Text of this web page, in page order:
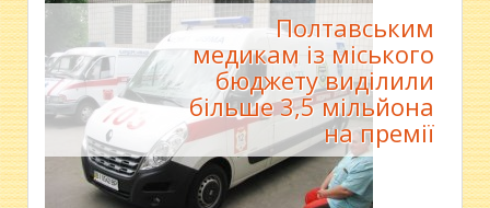
Полтавським
медикам із міського
бюджету виділили
більше 3,5 мільйона
на премії